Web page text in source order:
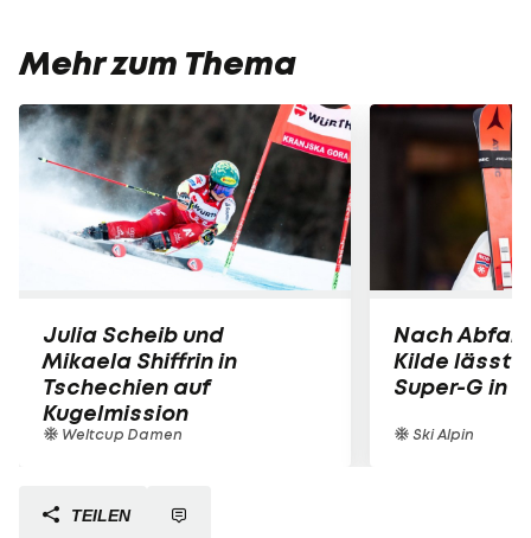
Mehr zum Thema
Julia Scheib und
Mikaela Shiffrin in
Tschechien auf
Kugelmission
Weltcup Damen
Nach
Kilde lässt
Super-G in
Ski Alpin
TEILEN